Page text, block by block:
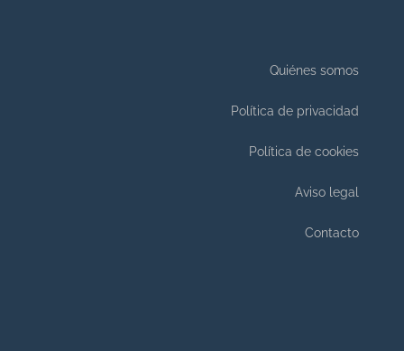
Quiénes somos
Política de privacidad
Política de cookies
Aviso legal
Contacto